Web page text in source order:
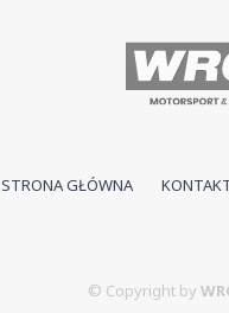
STRONA GŁÓWNA
© Copyright by